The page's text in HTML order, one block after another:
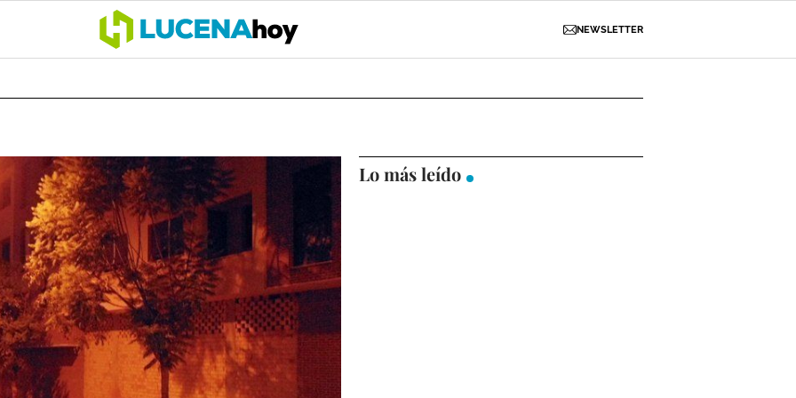
NEWSLETTER
Lo más leído